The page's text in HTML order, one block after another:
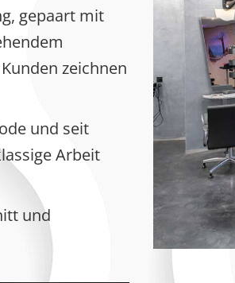
gepaart mit
zeichnen
und seit
Arbeit
und